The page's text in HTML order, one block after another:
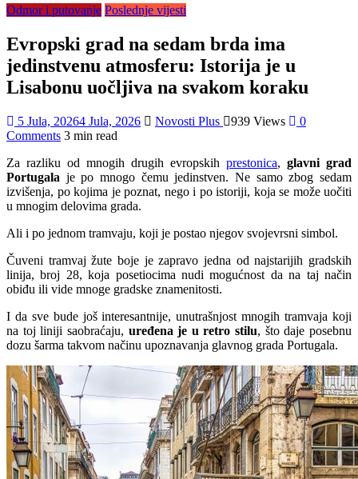
Odmor i putovanje Poslednje vijesti
Evropski grad na sedam brda ima
jedinstvenu atmosferu: Istorija je u
Lisabonu uočljiva na svakom koraku
5 Jula, 20264 Jula, 2026 Novosti Plus 939 Views
0
Comments 3 min read
Za razliku od mnogih drugih evropskih prestonica, glavni grad
Portugala je po mnogo čemu jedinstven. Ne samo zbog sedam
izvišenja, po kojima je poznat, nego i po istoriji, koja se može uočiti
u mnogim delovima grada.
Ali i po jednom tramvaju, koji je postao njegov svojevrsni simbol.
Čuveni tramvaj žute boje je zapravo jedna od najstarijih gradskih
linija, broj 28, koja posetiocima nudi mogućnost da na taj način
obiđu ili vide mnoge gradske znamenitosti.
I da sve bude još interesantnije, unutrašnjost mnogih tramvaja koji
na toj liniji saobraćaju, uređena je u retro stilu, što daje posebnu
dozu šarma takvom načinu upoznavanja glavnog grada Portugala.